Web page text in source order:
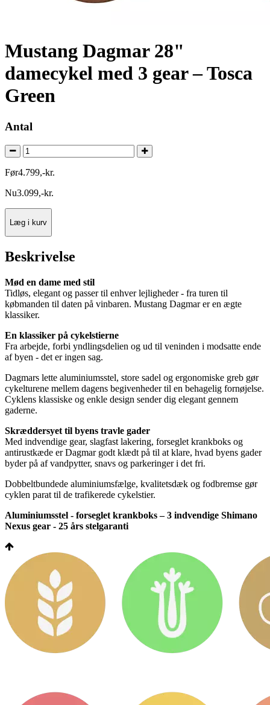
Mustang Dagmar 28"
damecykel med 3 gear – Tosca
Green
Antal
Før4.799,-kr.
Nu3.099,-kr.
Læg i kurv
Beskrivelse
Mød en dame med stil
Tidløs, elegant og passer til enhver lejligheder - fra turen til
købmanden til daten på vinbaren. Mustang Dagmar er en ægte
klassiker.
En klassiker på cykelstierne
Fra arbejde, forbi yndlingsdelien og ud til veninden i modsatte ende
af byen - det er ingen sag.
Dagmars lette aluminiumsstel, store sadel og ergonomiske greb gør
cykelturene mellem dagens begivenheder til en behagelig fornøjelse.
Cyklens klassiske og enkle design sender dig elegant gennem
gaderne.
Skræddersyet til byens travle gader
Med indvendige gear, slagfast lakering, forseglet krankboks og
antirustkæde er Dagmar godt klædt på til at klare, hvad byens gader
byder på af vandpytter, snavs og parkeringer i det fri.
Dobbeltbundede aluminiumsfælge, kvalitetsdæk og fodbremse gør
cyklen parat til de trafikerede cykelstier.
Aluminiumsstel - forseglet krankboks – 3 indvendige Shimano
Nexus gear - 25 års stelgaranti